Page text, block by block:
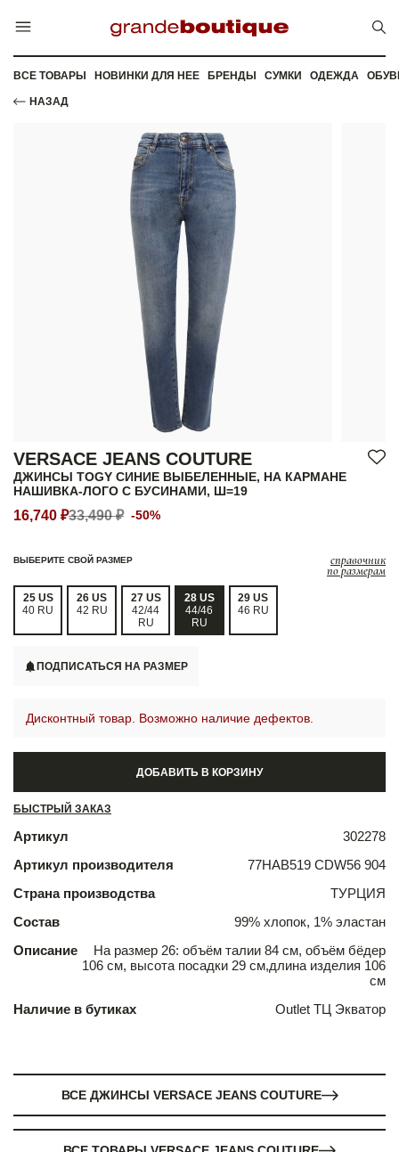
ВСЕ ТОВАРЫ НОВИНКИ ДЛЯ НЕЕ БРЕНДЫ СУМКИ ОДЕЖДА
НАЗАД
VERSACE JEANS COUTURE
ДЖИНСЫ TOGY СИНИЕ ВЫБЕЛЕННЫЕ, НА КАРМАНЕ
НАШИВКА-ЛОГО С БУСИНАМИ, Ш=19
16,740 ₽33,490 ₽ -50%
ВЫБЕРИТЕ СВОЙ РАЗМЕР справочник
по размерам
25 US
40 RU
26 US
42 RU
27 US
42/44
RU
28 US
44/46
RU
29 US
46 RU
ПОДПИСАТЬСЯ НА РАЗМЕР
Дисконтный товар. Возможно наличие дефектов.
ДОБАВИТЬ В КОРЗИНУ
БЫСТРЫЙ ЗАКАЗ
Артикул
302278
Артикул производителя
77HAB519 CDW56 904
Страна производства
ТУРЦИЯ
Состав
99% хлопок, 1% эластан
Описание
На размер 26: объём талии 84 см, объём бёдер
106 см, высота посадки 29 см,длина изделия 106
см
Наличие в бутиках
Outlet ТЦ Экватор
ВСЕ ДЖИНСЫ VERSACE JEANS COUTURE